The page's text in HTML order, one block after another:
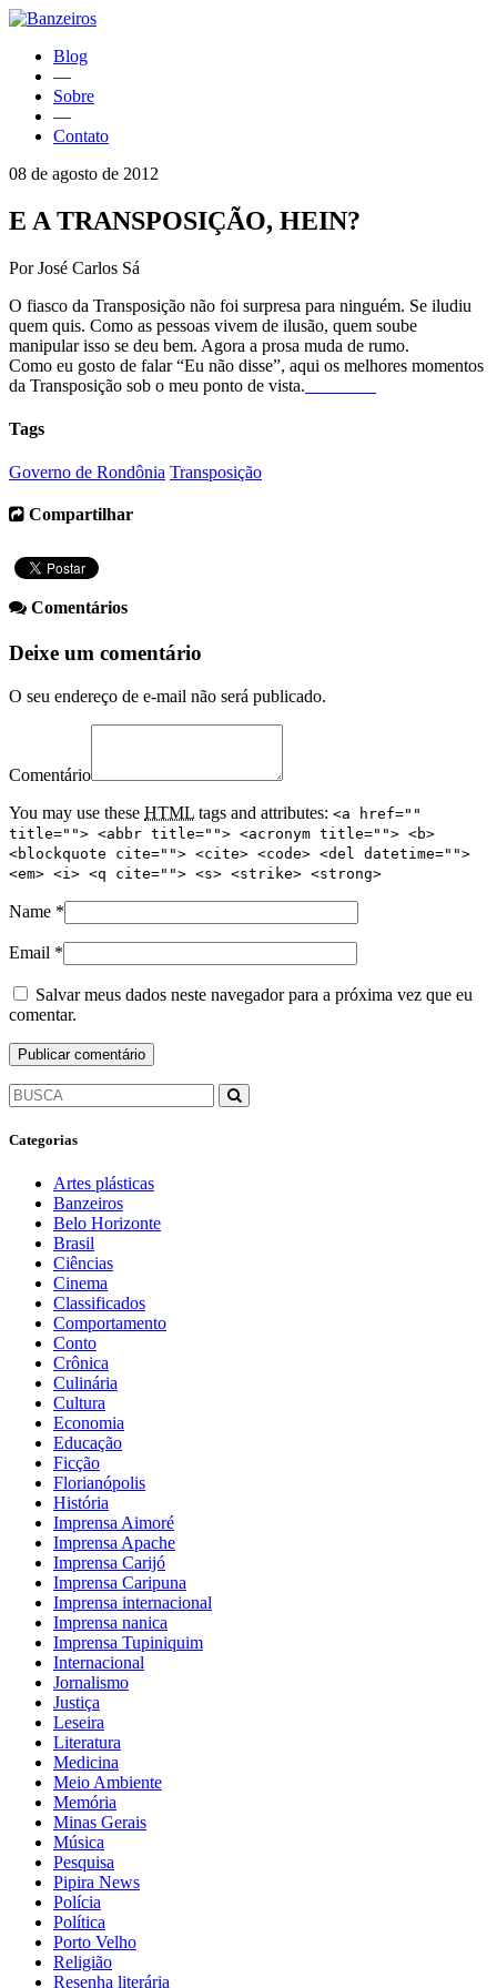
Blog
—
Sobre
—
Contato
08 de agosto de 2012
E A TRANSPOSIÇÃO, HEIN?
Por José Carlos Sá
O fiasco da Transposição não foi surpresa para ninguém. Se iludiu
quem quis. Como as pessoas vivem de ilusão, quem soube
manipular isso se deu bem. Agora a prosa muda de rumo.
Como eu gosto de falar “Eu não disse”, aqui os melhores momentos
da Transposição sob o meu ponto de vista.
Tags
Governo de Rondônia Transposição
Compartilhar
Comentários
Deixe um comentário
O seu endereço de e-mail não será publicado.
Comentário
You may use these HTML tags and attributes: <a href=""
title=""> <abbr title=""> <acronym title=""> <b>
<blockquote cite=""> <cite> <code> <del datetime="">
<em> <i> <q cite=""> <s> <strike> <strong>
Name *
Email *
Salvar meus dados neste navegador para a próxima vez que eu
comentar.
Categorias
Artes plásticas
Banzeiros
Belo Horizonte
Brasil
Ciências
Cinema
Classificados
Comportamento
Conto
Crônica
Culinária
Cultura
Economia
Educação
Ficção
Florianópolis
História
Imprensa Aimoré
Imprensa Apache
Imprensa Carijó
Imprensa Caripuna
Imprensa internacional
Imprensa nanica
Imprensa Tupiniquim
Internacional
Jornalismo
Justiça
Leseira
Literatura
Medicina
Meio Ambiente
Memória
Minas Gerais
Música
Pesquisa
Pipira News
Polícia
Política
Porto Velho
Religião
Resenha literária